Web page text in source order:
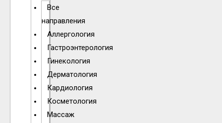
Все
направления
Аллергология
Гастроэнтерология
Гинекология
Дерматология
Кардиология
Косметология
Массаж